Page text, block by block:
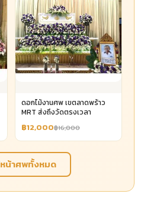
ดอกไม้งานศพ เขตลาดพร้าว
MRT ส่งถึงวัดตรงเวลา
฿12,000฿16,000
น้าศพทั้งหมด